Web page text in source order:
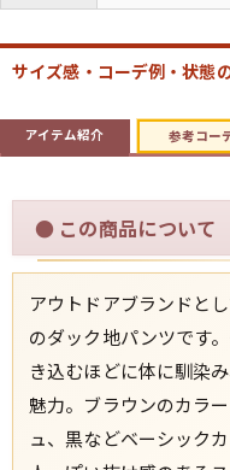
メディア・イベント
Youtube 古着屋Rush
スタッフコーディネ
ご利用案内
お客様の声
レビュー1万件
お気に入りリスト
サイズ感・コーデ例・状態
アイテム紹介 参考コー
● この商品について
アウトドアブランドと
のダック地パンツです
き込むほどに体に馴染
魅力。ブラウンのカラ
ュ、黒などベーシック